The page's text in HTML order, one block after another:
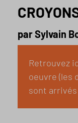
par Sylvain
Retrouvez
oeuvre (les
sont arrivés